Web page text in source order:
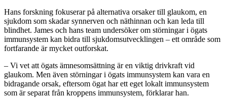
Hans forskning fokuserar på alternativa orsaker till glaukom, en
sjukdom som skadar synnerven och näthinnan och kan leda till
blindhet. James och hans team undersöker om störningar i ögats
immunsystem kan bidra till sjukdomsutvecklingen – ett område som
fortfarande är mycket outforskat.
– Vi vet att ögats ämnesomsättning är en viktig drivkraft vid
glaukom. Men även störningar i ögats immunsystem kan vara en
bidragande orsak, eftersom ögat har ett eget lokalt immunsystem
som är separat från kroppens immunsystem, förklarar han.